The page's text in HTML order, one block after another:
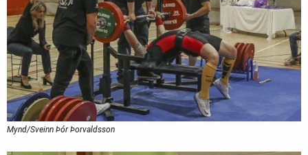
Mynd/Sveinn Þór Þorvaldsson